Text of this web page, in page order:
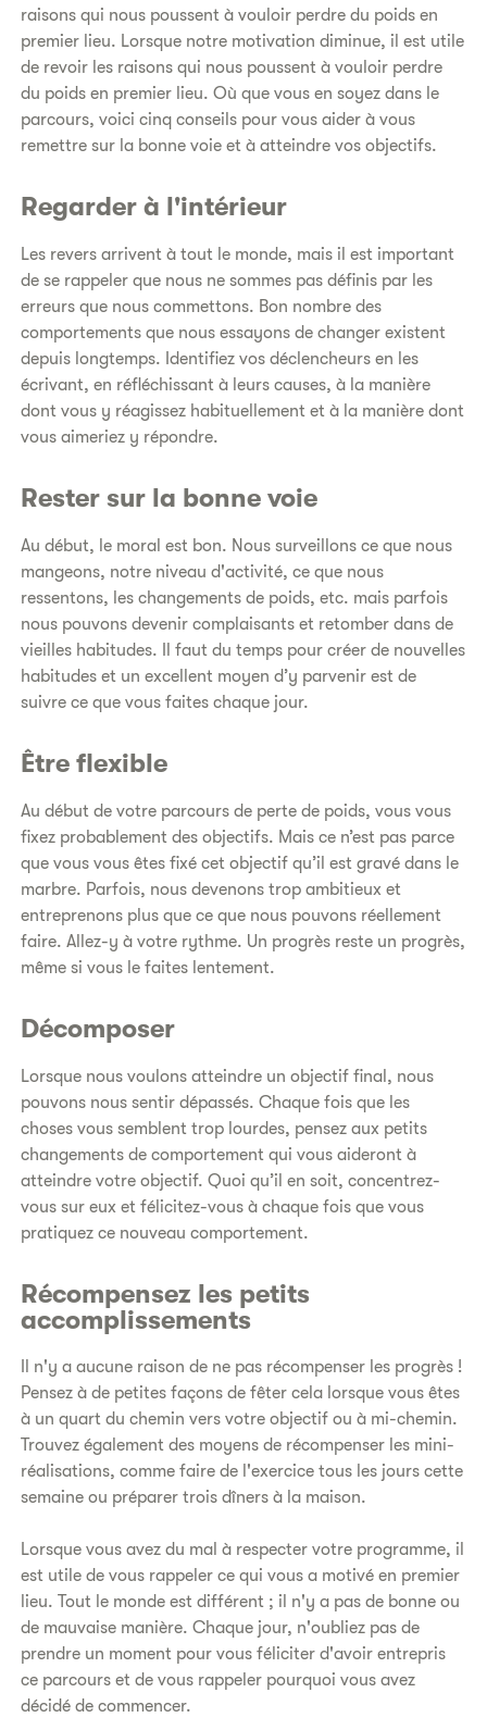
raisons qui nous poussent à vouloir perdre du poids en
premier lieu. Lorsque notre motivation diminue, il est utile
de revoir les raisons qui nous poussent à vouloir perdre
du poids en premier lieu. Où que vous en soyez dans le
parcours, voici cinq conseils pour vous aider à vous
remettre sur la bonne voie et à atteindre vos objectifs.
Regarder à l'intérieur
Les revers arrivent à tout le monde, mais il est important
de se rappeler que nous ne sommes pas définis par les
erreurs que nous commettons. Bon nombre des
comportements que nous essayons de changer existent
depuis longtemps. Identifiez vos déclencheurs en les
écrivant, en réfléchissant à leurs causes, à la manière
dont vous y réagissez habituellement et à la manière dont
vous aimeriez y répondre.
Rester sur la bonne voie
Au début, le moral est bon. Nous surveillons ce que nous
mangeons, notre niveau d'activité, ce que nous
ressentons, les changements de poids, etc. mais parfois
nous pouvons devenir complaisants et retomber dans de
vieilles habitudes. Il faut du temps pour créer de nouvelles
habitudes et un excellent moyen d’y parvenir est de
suivre ce que vous faites chaque jour.
Être flexible
Au début de votre parcours de perte de poids, vous vous
fixez probablement des objectifs. Mais ce n’est pas parce
que vous vous êtes fixé cet objectif qu’il est gravé dans le
marbre. Parfois, nous devenons trop ambitieux et
entreprenons plus que ce que nous pouvons réellement
faire. Allez-y à votre rythme. Un progrès reste un progrès,
même si vous le faites lentement.
Décomposer
Lorsque nous voulons atteindre un objectif final, nous
pouvons nous sentir dépassés. Chaque fois que les
choses vous semblent trop lourdes, pensez aux petits
changements de comportement qui vous aideront à
atteindre votre objectif. Quoi qu’il en soit, concentrez-
vous sur eux et félicitez-vous à chaque fois que vous
pratiquez ce nouveau comportement.
Récompensez les petits
accomplissements
Il n'y a aucune raison de ne pas récompenser les progrès !
Pensez à de petites façons de fêter cela lorsque vous êtes
à un quart du chemin vers votre objectif ou à mi-chemin.
Trouvez également des moyens de récompenser les mini-
réalisations, comme faire de l'exercice tous les jours cette
semaine ou préparer trois dîners à la maison.
Lorsque vous avez du mal à respecter votre programme, il
est utile de vous rappeler ce qui vous a motivé en premier
lieu. Tout le monde est différent ; il n'y a pas de bonne ou
de mauvaise manière. Chaque jour, n'oubliez pas de
prendre un moment pour vous féliciter d'avoir entrepris
ce parcours et de vous rappeler pourquoi vous avez
décidé de commencer.